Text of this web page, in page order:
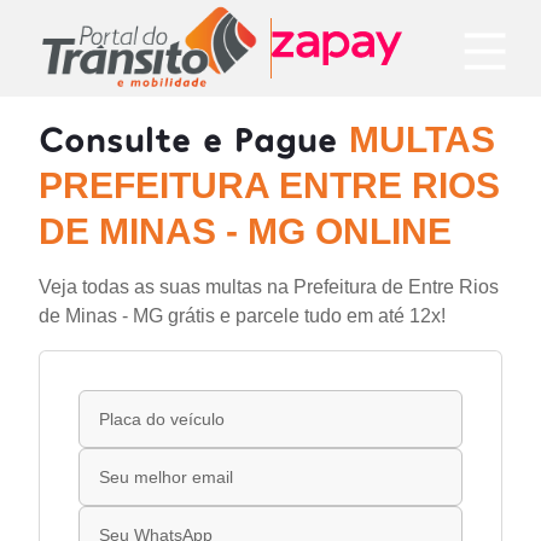
Consulte e Pague MULTAS
PREFEITURA ENTRE RIOS
DE MINAS - MG ONLINE
Veja todas as suas multas na Prefeitura de Entre Rios
de Minas - MG grátis e parcele tudo em até 12x!